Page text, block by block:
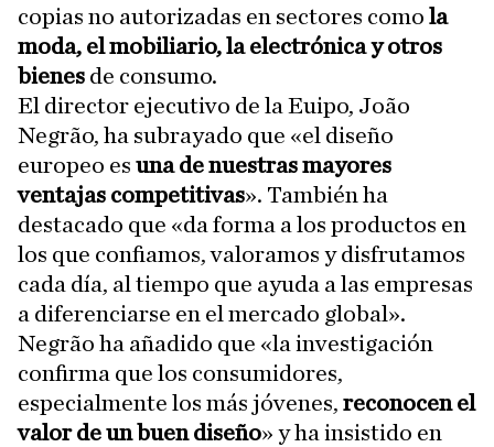
copias no autorizadas en sectores como la
moda, el mobiliario, la electrónica y otros
bienes de consumo.
El director ejecutivo de la Euipo, João
Negrão, ha subrayado que «el diseño
europeo es una de nuestras mayores
ventajas competitivas». También ha
destacado que «da forma a los productos en
los que confiamos, valoramos y disfrutamos
cada día, al tiempo que ayuda a las empresas
a diferenciarse en el mercado global».
Negrão ha añadido que «la investigación
confirma que los consumidores,
especialmente los más jóvenes, reconocen el
valor de un buen diseño» y ha insistido en